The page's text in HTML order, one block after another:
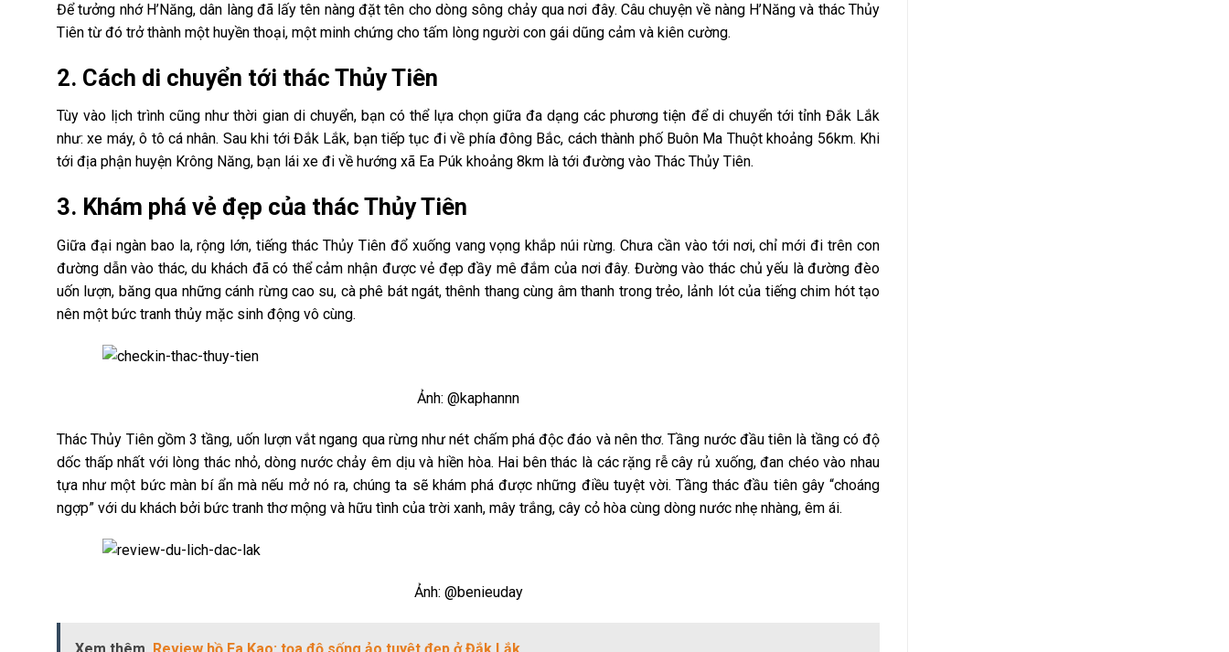
Để tưởng nhớ H’Năng, dân làng đã lấy tên nàng đặt tên cho dòng sông chảy qua nơi đây. Câu chuyện về nàng H’Năng và thác Thủy
Tiên từ đó trở thành một huyền thoại, một minh chứng cho tấm lòng người con gái dũng cảm và kiên cường.
2. Cách di chuyển tới thác Thủy Tiên
Tùy vào lịch trình cũng như thời gian di chuyển, bạn có thể lựa chọn giữa đa dạng các phương tiện để di chuyển tới tỉnh Đắk Lắk
như: xe máy, ô tô cá nhân. Sau khi tới Đắk Lắk, bạn tiếp tục đi về phía đông Bắc, cách thành phố Buôn Ma Thuột khoảng 56km. Khi
tới địa phận huyện Krông Năng, bạn lái xe đi về hướng xã Ea Púk khoảng 8km là tới đường vào Thác Thủy Tiên.
3. Khám phá vẻ đẹp của thác Thủy Tiên
Giữa đại ngàn bao la, rộng lớn, tiếng thác Thủy Tiên đổ xuống vang vọng khắp núi rừng. Chưa cần vào tới nơi, chỉ mới đi trên con
đường dẫn vào thác, du khách đã có thể cảm nhận được vẻ đẹp đầy mê đắm của nơi đây. Đường vào thác chủ yếu là đường đèo
uốn lượn, băng qua những cánh rừng cao su, cà phê bát ngát, thênh thang cùng âm thanh trong trẻo, lảnh lót của tiếng chim hót tạo
nên một bức tranh thủy mặc sinh động vô cùng.
Ảnh: @kaphannn
Thác Thủy Tiên gồm 3 tầng, uốn lượn vắt ngang qua rừng như nét chấm phá độc đáo và nên thơ. Tầng nước đầu tiên là tầng có độ
dốc thấp nhất với lòng thác nhỏ, dòng nước chảy êm dịu và hiền hòa. Hai bên thác là các rặng rễ cây rủ xuống, đan chéo vào nhau
tựa như một bức màn bí ẩn mà nếu mở nó ra, chúng ta sẽ khám phá được những điều tuyệt vời. Tầng thác đầu tiên gây “choáng
ngợp” với du khách bởi bức tranh thơ mộng và hữu tình của trời xanh, mây trắng, cây cỏ hòa cùng dòng nước nhẹ nhàng, êm ái.
Ảnh: @benieuday